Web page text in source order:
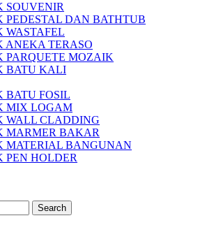
SOUVENIR
PEDESTAL DAN BATHTUB
WASTAFEL
ANEKA TERASO
PARQUETE MOZAIK
BATU KALI
BATU FOSIL
MIX LOGAM
WALL CLADDING
MARMER BAKAR
MATERIAL BANGUNAN
PEN HOLDER
Search